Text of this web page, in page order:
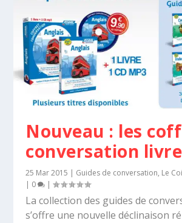
Nouveau : les
conversation livre
25 Mar 2015 | Guides de conversation, Le
| 0 |
La collection des guides de
s’offre une nouvelle déclinaison